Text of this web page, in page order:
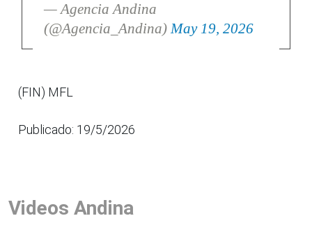
— Agencia Andina
(@Agencia_Andina)May 19, 2026
(FIN) MFL
Publicado: 19/5/2026
Videos Andina